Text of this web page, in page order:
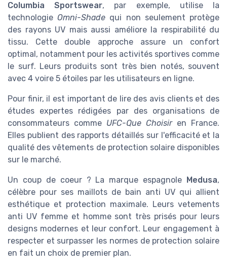
Columbia Sportswear, par exemple, utilise la
technologieOmni-Shade qui non seulement protège
des rayons UV mais aussi améliore la respirabilité du
tissu. Cette double approche assure un confort
optimal, notamment pour les activités sportives comme
le surf. Leurs produits sont très bien notés, souvent
avec 4 voire 5 étoiles par les utilisateurs en ligne.
Pour finir, il est important de lire des avis clients et des
études expertes rédigées par des organisations de
consommateurs comme UFC-Que Choisiren France.
Elles publient des rapports détaillés sur l'efficacité et la
qualité des vêtements de protection solaire disponibles
sur le marché.
Un coup de coeur ? La marque espagnole Medusa,
célèbre pour ses maillots de bain anti UV qui allient
esthétique et protection maximale. Leurs vetements
anti UV femme et homme sont très prisés pour leurs
designs modernes et leur confort. Leur engagement à
respecter et surpasser les normes de protection solaire
en fait un choix de premier plan.